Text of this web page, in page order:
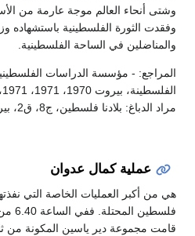
وشتى أنحاء العالم موجة عارمة من
وفقدت الثورة الفلسطينية باستشهاده
والمناضلين في الساحة الفلسطينية.
المراجع: - مؤسسة الدراسات
مراد الدباغ: بلادنا فلسطين، ج8، ق2، بيروت 1974.
عملية كمال عدوان
هي من أكبر العمليات الخاصة التي
قامت مجموعة دير ياسين المكونة من